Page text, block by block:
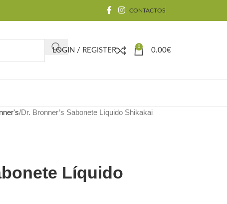
CONTACTOS
LOGIN / REGISTER
0
0.00€
Dr. Bronner’s Sabonete Líquido Shikakai
Líquido